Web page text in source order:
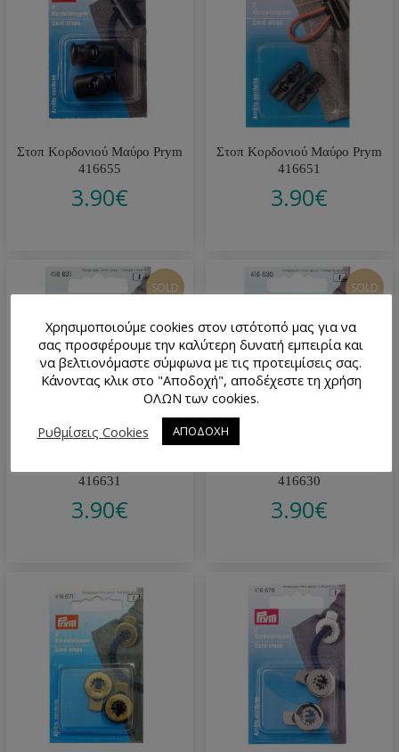
Στοπ Κορδονιού Μαύρο Prym
416655
3.90€
Στοπ Κορδονιού Μαύρο Prym
416651
3.90€
SOLD
416631
3.90€
SOLD
416630
3.90€
Χρησιμοποιούμε cookies στον ιστότοπό μας για να
σας προσφέρουμε την καλύτερη δυνατή εμπειρία και
να βελτιονόμαστε σύμφωνα με τις προτειμίσεις σας.
Κάνοντας κλικ στο "Αποδοχή", αποδέχεστε τη χρήση
ΟΛΩΝ των cookies.
Ρυθμίσεις Cookies
ΑΠΟΔΟΧΗ